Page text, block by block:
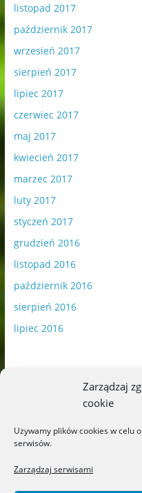
Zarządzaj
cookie
Używamy plików cookies w celu
serwisów.
Zarządzaj serwisami
listopad 2017
październik 2017
wrzesień 2017
sierpień 2017
lipiec 2017
czerwiec 2017
maj 2017
kwiecień 2017
marzec 2017
luty 2017
styczeń 2017
grudzień 2016
listopad 2016
październik 2016
sierpień 2016
lipiec 2016